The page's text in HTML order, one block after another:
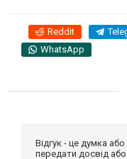
Reddit
WhatsApp
Відгук - це думка
передати досвід